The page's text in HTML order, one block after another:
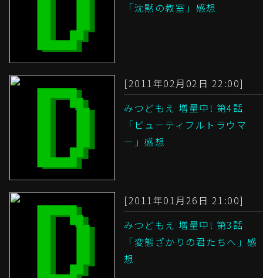
「沈黙の教室」感想
[2011年02月02日 22:00]
みつどもえ 増量中! 第4話
「ビューティフルトラウマ
ー」感想
[2011年01月26日 21:00]
みつどもえ 増量中! 第3話
「変態ざかりの君たちへ」感
想